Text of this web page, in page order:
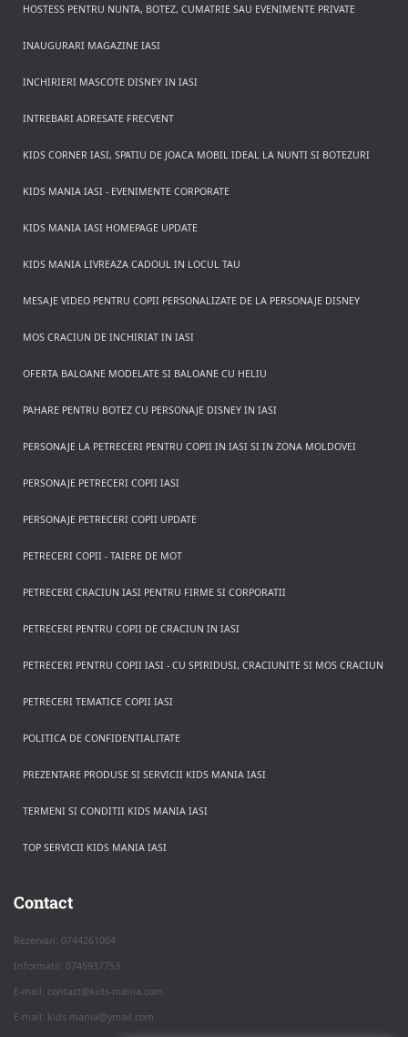
HOSTESS PENTRU NUNTA, BOTEZ, CUMATRIE SAU EVENIMENTE PRIVATE
INAUGURARI MAGAZINE IASI
INCHIRIERI MASCOTE DISNEY IN IASI
INTREBARI ADRESATE FRECVENT
KIDS CORNER IASI, SPATIU DE JOACA MOBIL IDEAL LA NUNTI SI BOTEZURI
KIDS MANIA IASI - EVENIMENTE CORPORATE
KIDS MANIA IASI HOMEPAGE UPDATE
KIDS MANIA LIVREAZA CADOUL IN LOCUL TAU
MESAJE VIDEO PENTRU COPII PERSONALIZATE DE LA PERSONAJE DISNEY
MOS CRACIUN DE INCHIRIAT IN IASI
OFERTA BALOANE MODELATE SI BALOANE CU HELIU
PAHARE PENTRU BOTEZ CU PERSONAJE DISNEY IN IASI
PERSONAJE LA PETRECERI PENTRU COPII IN IASI SI IN ZONA MOLDOVEI
PERSONAJE PETRECERI COPII IASI
PERSONAJE PETRECERI COPII UPDATE
PETRECERI COPII - TAIERE DE MOT
PETRECERI CRACIUN IASI PENTRU FIRME SI CORPORATII
PETRECERI PENTRU COPII DE CRACIUN IN IASI
PETRECERI PENTRU COPII IASI - CU SPIRIDUSI, CRACIUNITE SI MOS CRACIUN
PETRECERI TEMATICE COPII IASI
POLITICA DE CONFIDENTIALITATE
PREZENTARE PRODUSE SI SERVICII KIDS MANIA IASI
TERMENI SI CONDITII KIDS MANIA IASI
TOP SERVICII KIDS MANIA IASI
Contact
Rezervari: 0744261004
Informatii: 0745937753
E-mail: contact@kids-mania.com
E-mail: kids.mania@ymail.com
Apasa pe o categorie ca sa vezi serviciile.
PETRECERI COPII